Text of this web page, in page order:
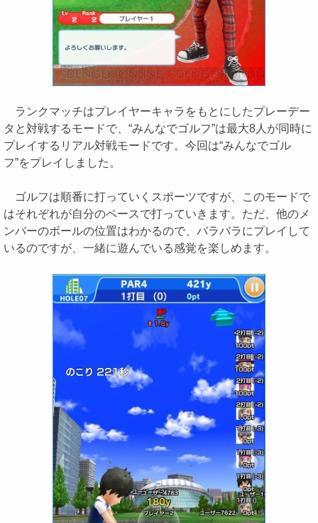
ランクマッチはプレイヤーキャラをもとにしたプレーデー
タと対戦するモードで、“みんなでゴルフ”は最大8人が同時に
プレイするリアル対戦モードです。今回は“みんなでゴル
フ”をプレイしました。
ゴルフは順番に打っていくスポーツですが、このモードで
はそれぞれが自分のペースで打っていきます。ただ、他のメ
ンバーのボールの位置はわかるので、バラバラにプレイして
いるのですが、一緒に遊んでいる感覚を楽しめます。